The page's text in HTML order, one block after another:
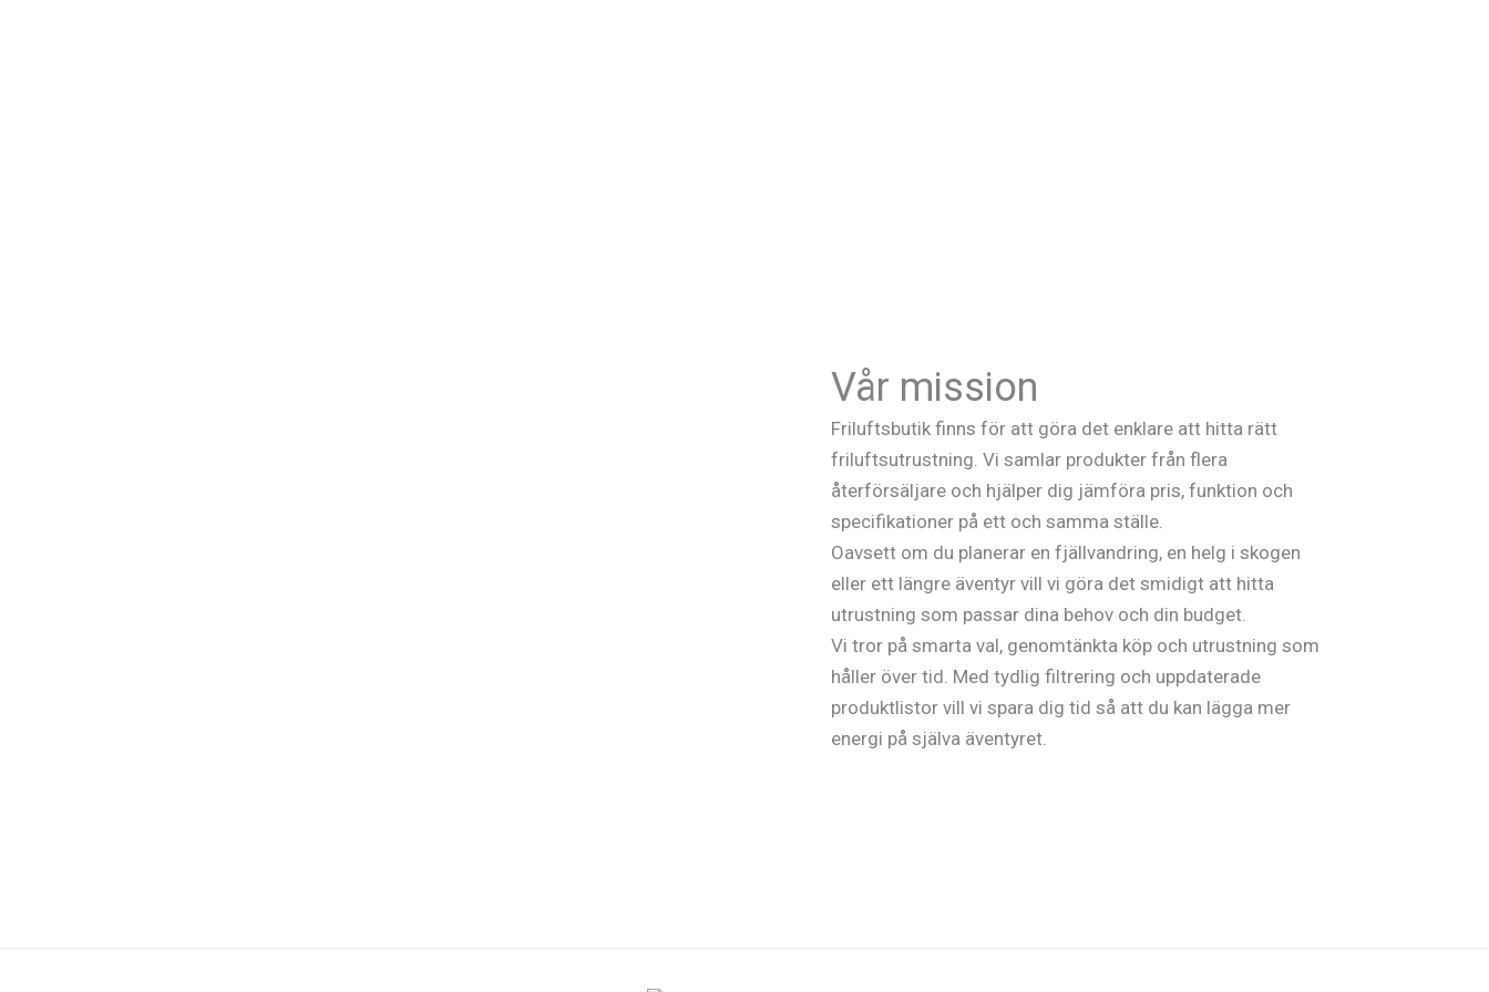
Vår mission
Friluftsbutik finns för att göra det enklare att hitta rätt
friluftsutrustning. Vi samlar produkter från flera
återförsäljare och hjälper dig jämföra pris, funktion och
specifikationer på ett och samma ställe.
Oavsett om du planerar en fjällvandring, en helg i skogen
eller ett längre äventyr vill vi göra det smidigt att hitta
utrustning som passar dina behov och din budget.
Vi tror på smarta val, genomtänkta köp och utrustning som
håller över tid. Med tydlig filtrering och uppdaterade
produktlistor vill vi spara dig tid så att du kan lägga mer
energi på själva äventyret.